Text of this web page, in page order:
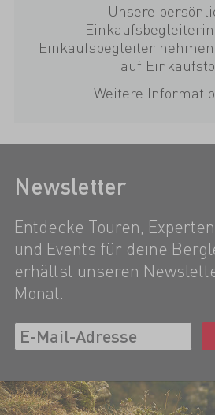
Unsere
Einkaufsbegleiter
auf
Weitere
Newsletter
Entdecke Touren,
und Events für deine
erhältst unseren
Monat.